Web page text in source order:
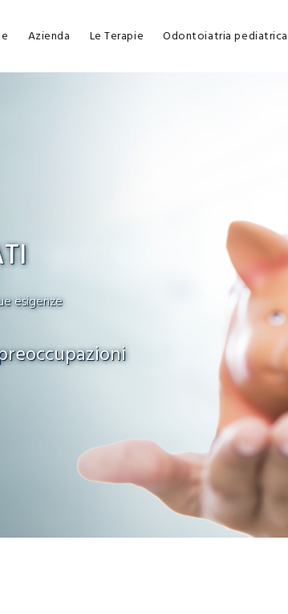
Azienda Le Terapie Odontoiatria pediatrica
esigenze